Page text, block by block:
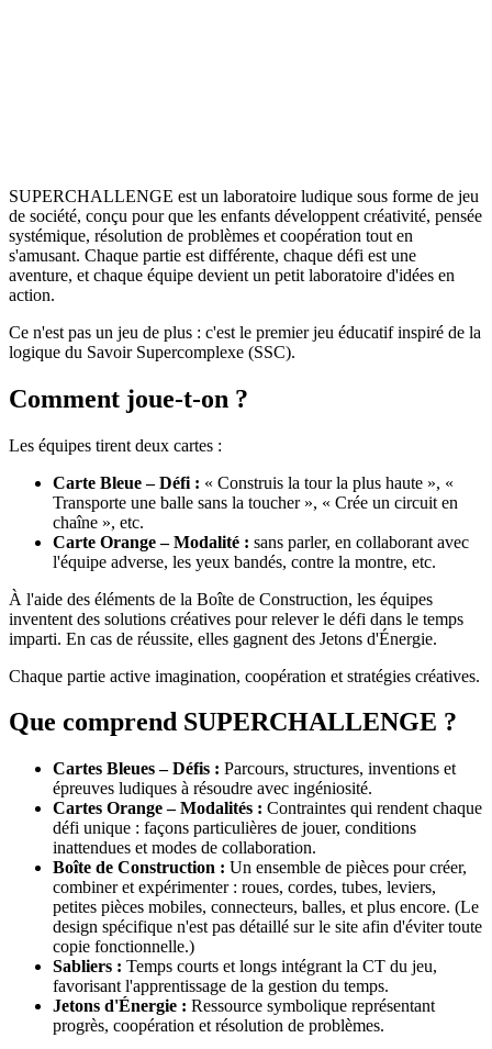
SUPERCHALLENGE est un laboratoire ludique sous forme de jeu
de société, conçu pour que les enfants développent créativité, pensée
systémique, résolution de problèmes et coopération tout en
s'amusant. Chaque partie est différente, chaque défi est une
aventure, et chaque équipe devient un petit laboratoire d'idées en
action.
Ce n'est pas un jeu de plus : c'est le premier jeu éducatif inspiré de la
logique du Savoir Supercomplexe (SSC).
Comment joue-t-on ?
Les équipes tirent deux cartes :
Carte Bleue – Défi : « Construis la tour la plus haute », «
Transporte une balle sans la toucher », « Crée un circuit en
chaîne », etc.
Carte Orange – Modalité : sans parler, en collaborant avec
l'équipe adverse, les yeux bandés, contre la montre, etc.
À l'aide des éléments de la Boîte de Construction, les équipes
inventent des solutions créatives pour relever le défi dans le temps
imparti. En cas de réussite, elles gagnent des Jetons d'Énergie.
Chaque partie active imagination, coopération et stratégies créatives.
Que comprend SUPERCHALLENGE ?
Cartes Bleues – Défis : Parcours, structures, inventions et
épreuves ludiques à résoudre avec ingéniosité.
Cartes Orange – Modalités : Contraintes qui rendent chaque
défi unique : façons particulières de jouer, conditions
inattendues et modes de collaboration.
Boîte de Construction : Un ensemble de pièces pour créer,
combiner et expérimenter : roues, cordes, tubes, leviers,
petites pièces mobiles, connecteurs, balles, et plus encore. (Le
design spécifique n'est pas détaillé sur le site afin d'éviter toute
copie fonctionnelle.)
Sabliers : Temps courts et longs intégrant la CT du jeu,
favorisant l'apprentissage de la gestion du temps.
Jetons d'Énergie : Ressource symbolique représentant
progrès, coopération et résolution de problèmes.